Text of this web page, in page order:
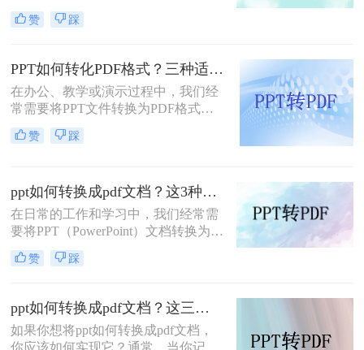
打印或保持格式的一致性。那么电脑
怎么ppt转pdf呢？下面将详细介绍几
完成转换。
赞 踩
PPT如何转化PDF格式？三种适合小白的转换方法！
在办公、教学或演示过程中，我们经
常需要将PPT文件转换为PDF格式，
以便在不同设备和软件上保持一致的
排版和布局。PDF格式具有跨平台
如何转化PDF格式呢？下面将介绍三
种将PPT转化为PDF格式的方法，帮
助您轻松实现格式转换。
赞 踩
ppt如何转换成pdf文档？这3种方法，任你选择！
在日常的工作和学习中，我们经常需
要将PPT（PowerPoint）文档转换为
PDF格式，以便于分享、打印或确保
内容在不同设备上保持一致的展示效
不易被篡改等优点，因此成为了许多
场合下的首选格式。本文将详细介绍
PPT如何转换成PDF文档，帮助读者
赞 踩
ppt如何转换成pdf文档？这三种实用方法分享给你！
如果你想将ppt如何转换成pdf文档，
你应该如何实现它？通常，当你记录